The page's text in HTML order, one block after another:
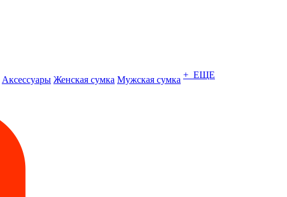
Аксессуары Женская сумка Мужская сумка + ЕЩЕ